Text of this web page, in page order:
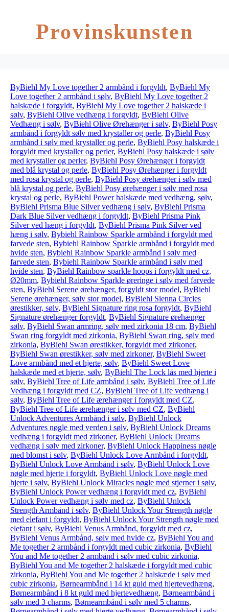
Provinskunsten
ByBiehl My Love together 2 armbånd i forgyldt, ByBiehl My
Love together 2 armbånd i sølv, ByBiehl My Love together 2
halskæde i forgyldt, ByBiehl My Love together 2 halskæde i
sølv, ByBiehl Olive vedhæng i forgyldt, ByBiehl Olive
Vedhæng i sølv, ByBiehl Olive Ørehænger i sølv, ByBiehl Posy
armbånd i forgyldt sølv med krystaller og perle, ByBiehl Posy
armbånd i sølv med krystaller og perle, ByBiehl Posy halskæde i
forgyldt med krystaller og perler, ByBiehl Posy halskæde i sølv
med krystaller og perler, ByBiehl Posy Ørehænger i forgyldt
med blå krystal og perle, ByBiehl Posy Ørehænger i forgyldt
med rosa krystal og perle, ByBiehl Posy ørehænger i sølv med
blå krystal og perle, ByBiehl Posy ørehænger i sølv med rosa
krystal og perle, ByBiehl Power halskæde med vedhæng, sølv,
ByBiehl Prisma Blue Silver vedhæng i sølv, ByBiehl Prisma
Dark Blue Silver vedhæng i forgyldt, ByBiehl Prisma Pink
Silver ved hæng i forgyldt, ByBiehl Prisma Pink Silver ved
hæng i sølv, Bybiehl Rainbow Sparkle armbånd i forgyldt med
farvede sten, Bybiehl Rainbow Sparkle armbånd i forgyldt med
hvide sten, Bybiehl Rainbow Sparkle armbånd i sølv med
farvede sten, Bybiehl Rainbow Sparkle armbånd i sølv med
hvide sten, ByBiehl Rainbow sparkle hoops i forgyldt med cz,
Ø20mm, Bybiehl Rainbow Sparkle øreringe i sølv med farvede
sten, ByBiehl Serene ørehænger, forgyldt stor model, ByBiehl
Serene ørehænger, sølv stor model, ByBiehl Sienna Circles
ørestikker, sølv, ByBiehl Signature ring rosa forgyldt, ByBiehl
Signature ørehænger forgyldt, ByBiehl Signature ørehænger
sølv, ByBiehl Swan armring, sølv med zirkonia 18 cm, ByBiehl
Swan ring forgyldt med zirkonia, ByBiehl Swan ring, sølv med
zirkonia, ByBiehl Swan ørestikker, forgyldt med zirkoner,
ByBiehl Swan ørestikker, sølv med zirkoner, ByBiehl Sweet
Love armbånd med et hjerte, sølv, ByBiehl Sweet Love
halskæde med et hjerte, sølv, ByBiehl The Lock lås med hjerte i
sølv, ByBiehl Tree of Life armbånd i sølv, ByBiehl Tree of Life
Vedhæng i forgyldt med CZ, ByBiehl Tree of Life vedhæng i
sølv, ByBiehl Tree of Life ærehænger i forgyldt med CZ,
ByBiehl Tree of Life ærehænger i sølv med CZ, ByBiehl
Unlock Adventures Armbånd i sølv, ByBiehl Unlock
Adventures nøgle med verden i sølv, ByBiehl Unlock Dreams
vedhæng i forgyldt med zirkoner, ByBiehl Unlock Dreams
vedhæng i sølv med zirkoner, ByBiehl Unlock Happiness nøgle
med blomst i sølv, ByBiehl Unlock Love Armbånd i forgyldt,
ByBiehl Unlock Love Armbånd i sølv, ByBiehl Unlock Love
nøgle med hjerte i forgyldt, ByBiehl Unlock Love nøgle med
hjerte i sølv, ByBiehl Unlock Miracles nøgle med stjerner i sølv,
ByBiehl Unlock Power vedhæng i forgyldt med cz, ByBiehl
Unlock Power vedhæng i sølv med cz, ByBiehl Unlock
Strength Armbånd i sølv, ByBiehl Unlock Your Strength nøgle
med elefant i forgyldt, ByBiehl Unlock Your Strength nøgle med
elefant i sølv, ByBiehl Venus Armbånd, forgyldt med cz,
ByBiehl Venus Armbånd, sølv med hvide cz, ByBiehl You and
Me together 2 armbånd i forgyldt med cubic zirkonia, ByBiehl
You and Me together 2 armbånd i sølv med cubic zirkonia,
ByBiehl You and Me together 2 halskæde i forgyldt med cubic
zirkonia, ByBiehl You and Me together 2 halskæde i sølv med
cubic zirkonia, Børnearmbånd i 14 kt guld med hjertevedhæng,
Børnearmbånd i 8 kt guld med hjertevedhæng, Børnearmbånd i
sølv med 3 charms, Børnearmbånd i sølv med 5 charms,